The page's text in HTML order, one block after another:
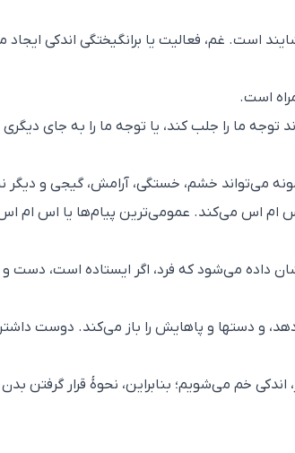
است. غم، فعالیت یا برانگیختگی اندکی
است.
توجه ما را جلب کند، یا توجه ما را به جای
می‌تواند خشم، خستگی، آرامش، گیجی و دیگر
اس می‌کند. عمومی‌ترین پیام‌ها یا اس ام
داده می‌شود که فرد، اگر ایستاده است، دست
و دستها و پاهایش را باز می‌کند. دوست
خم می‌شویم؛ بنابراین، نحوهٔ قرار گرفتن